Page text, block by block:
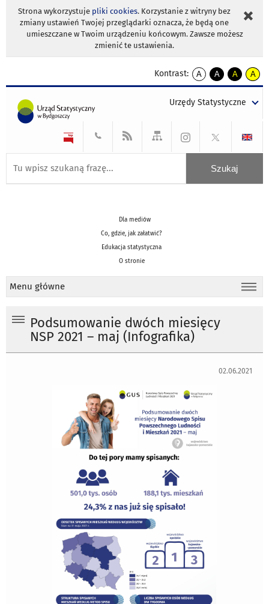
Strona wykorzystuje pliki cookies. Korzystanie z witryny bez
zmiany ustawień Twojej przeglądarki oznacza, że będą one
umieszczane w Twoim urządzeniu końcowym. Zawsze możesz
zmienić te ustawienia.
Kontrast:
A
kontrast
A
kontrast
tekst
czarnym
A
kontrast
tekst
czarnym
A
tekst
żółtym
Urzędy Statystyczne
Dla mediów
Co, gdzie, jak załatwić?
Edukacja statystyczna
O stronie
Menu główne
Podsumowanie dwóch miesięcy
NSP 2021 – maj (Infografika)
02.06.2021